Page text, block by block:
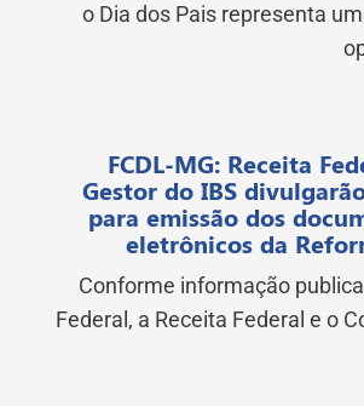
o Dia dos Pais representa
FCDL-MG: Receita
Gestor do IBS
para emissão dos
eletrônicos da
Conforme informação
Federal, a Receita Federal e o